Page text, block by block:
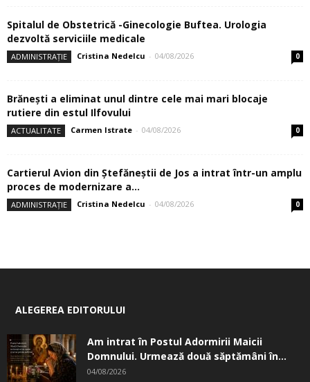
Spitalul de Obstetrică -Ginecologie Buftea. Urologia
dezvoltă serviciile medicale
ADMINISTRAȚIE Cristina Nedelcu - 04/08/2026 0
Brănești a eliminat unul dintre cele mai mari blocaje
rutiere din estul Ilfovului
ACTUALITATE Carmen Istrate - 04/08/2026 0
Cartierul Avion din Ştefăneştii de Jos a intrat într-un amplu
proces de modernizare a...
ADMINISTRAȚIE Cristina Nedelcu - 04/08/2026 0
ALEGEREA EDITORULUI
Am intrat în Postul Adormirii Maicii
Domnului. Urmează două săptămâni în...
04/08/2026